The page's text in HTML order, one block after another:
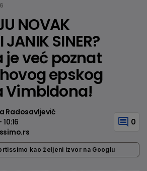
NOVAK
SINER?
je već poznat
epskog
Vimbldona!
Radosavljević
0
kao željeni izvor na Googlu